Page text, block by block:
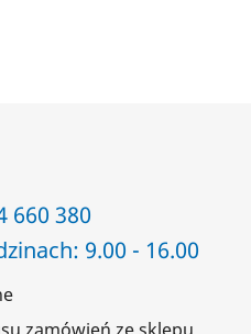
660 380
9.00 - 16.00